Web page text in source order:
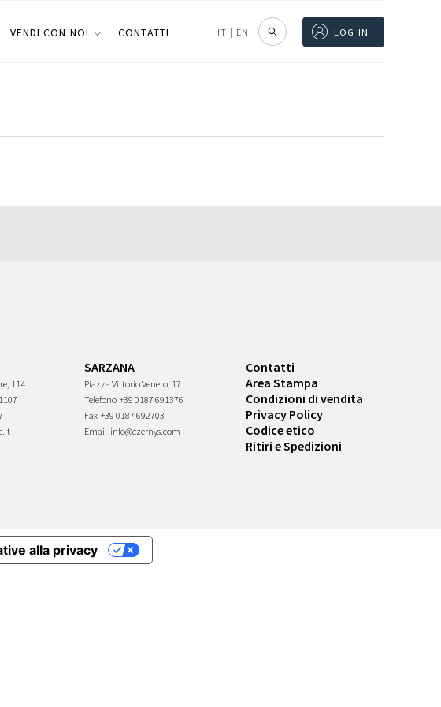
VENDI CON NOI CONTATTI IT | EN LOG IN
114
SARZANA
Piazza Vittorio Veneto, 17
Telefono +39 0187 691376
Fax +39 0187 692703
Email info@czernys.com
Contatti
Area Stampa
Condizioni di vendita
Privacy Policy
Codice etico
Ritiri e Spedizioni
alla privacy